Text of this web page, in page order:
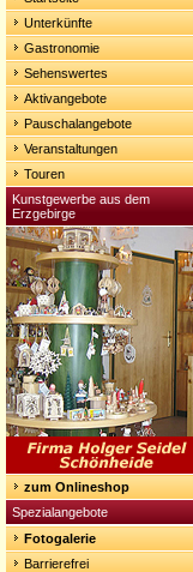
Unterkünfte
Gastronomie
Sehenswertes
Aktivangebote
Pauschalangebote
Veranstaltungen
Touren
Kunstgewerbe aus dem
Erzgebirge
zum Onlineshop
Spezialangebote
Fotogalerie
Barrierefrei